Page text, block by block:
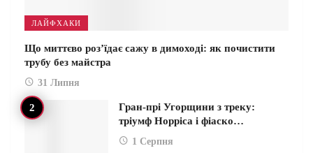
ЛАЙФХАКИ
Що миттєво роз’їдає сажу в димоході: як почистити
трубу без майстра
31 Липня
Гран-прі Угорщини з треку:
тріумф Норріса і фіаско…
1 Серпня